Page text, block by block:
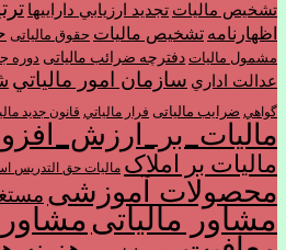
تشخیص مالیات تجديد ارزيابي دارايي­ها
اظهارنامه تشخیص مالیات حقوق مالیاتی
مشمول ماليات دفترچه ضرائب مالیاتی دوره
عدالت اداري سازمان امور مالياتي
گواهي ضرایب مالیاتی فرار مالياتي قانون جدید
مالیات بر املاک مالیات حق التدریس
محصولات آموزشی
مشاور مالیاتی